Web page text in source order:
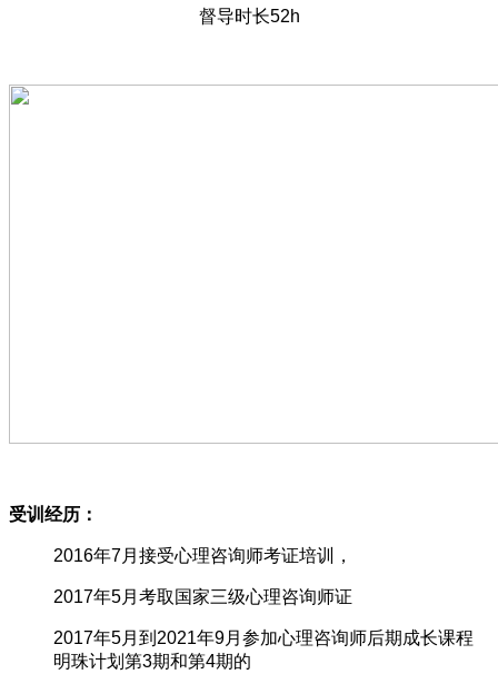
督导时长52h
受训经历：
2016年7月接受心理咨询师考证培训，
2017年5月考取国家三级心理咨询师证
2017年5月到2021年9月参加心理咨询师后期成长课程
明珠计划第3期和第4期的